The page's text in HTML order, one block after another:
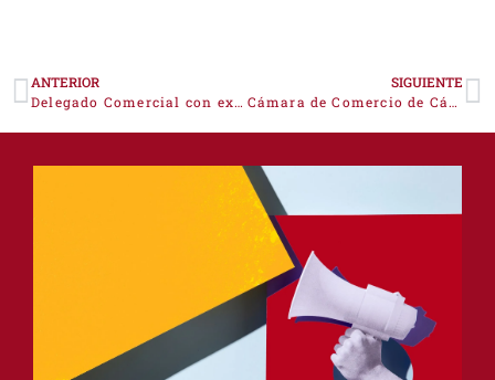
ANTERIOR
Delegado Comercial con experiencia en sector energético
SIGUIENTE
Cámara de Comercio de Cáceres fomenta el asociacionismo para mejorar la rentabilidad de los negocios de Valle del Jerte